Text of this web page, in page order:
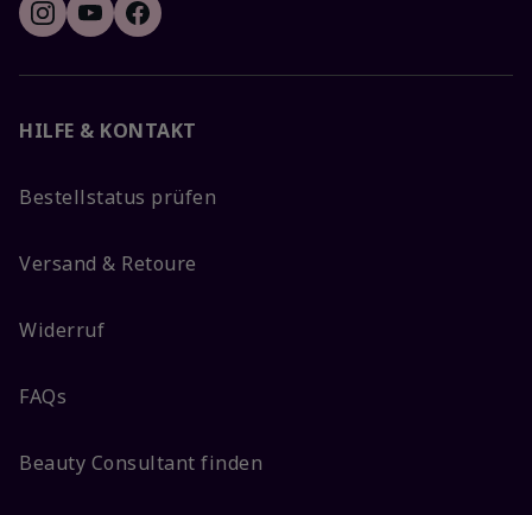
HILFE & KONTAKT
Bestellstatus prüfen
Versand & Retoure
Widerruf
FAQs
Beauty Consultant finden